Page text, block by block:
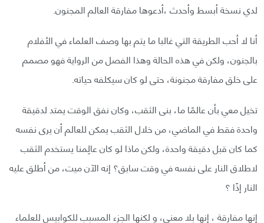
لدي نسخة أبسط وأحدث ،أدعوها مفارقة العالم المجنون.
أنا لا أحب الطريقة التي غالبا ما يتم بها وصف العلماء في الأفلام
بالجنون، ولكن في هذه الحالة وهذا الفصل من الرواية فهو مصمم
على خلق مفارقة مجنونة، حتى لو كان سيكلفه حياته.
تخيل معي بأن عالمًا ما، بنى الثقب، وكان نفق الوقت يمتد لدقيقة
واحدة فقط في الماضي، من خلال الثقب يمكن للعالم أن يرى نفسه
كما كان قبل دقيقة واحدة، ولكن ماذا لو كان عالِمنا يستخدم الثقب
لاطلاق النار على نفسه في وقت سابق؟ إنه الآن ميت، من أطلق عليه
النار إذًا ؟
إنها مفارقة ، إنها بلا معنى، و لكنها الجزء المسبب للكوابيس للعلماء